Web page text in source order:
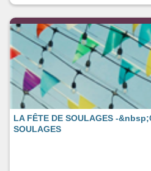
LA FÊTE DE SOULAGES -
SOULAGES